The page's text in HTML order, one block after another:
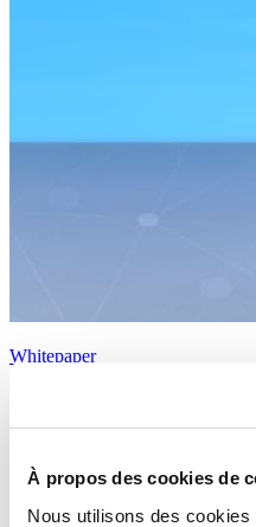
À propos des cookies de
Nous utilisons des
Whitepaper
La recette secrète pour des